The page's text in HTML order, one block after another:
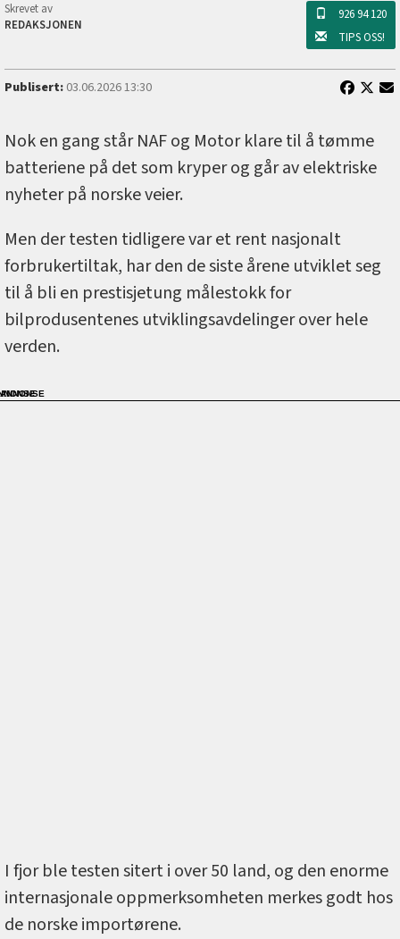
Skrevet av
REDAKSJONEN
926 94 120
TIPS OSS!
Publisert:03.06.2026 13:30
Nok en gang står NAF og Motor klare til å tømme
batteriene på det som kryper og går av elektriske
nyheter på norske veier.
Men der testen tidligere var et rent nasjonalt
forbrukertiltak, har den de siste årene utviklet seg
til å bli en prestisjetung målestokk for
bilprodusentenes utviklingsavdelinger over hele
verden.
I fjor ble testen sitert i over 50 land, og den enorme
internasjonale oppmerksomheten merkes godt hos
de norske importørene.